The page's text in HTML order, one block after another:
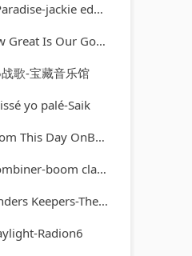
edwards、Judy Mowatt
God-Ibiza Fitness Music Workout
战歌-宝藏音乐馆
yo palé-Saik
Original Film Soundtrack
boom clap bachelors、frontera
The Shepherd Sisters、peter marshall
Radion6